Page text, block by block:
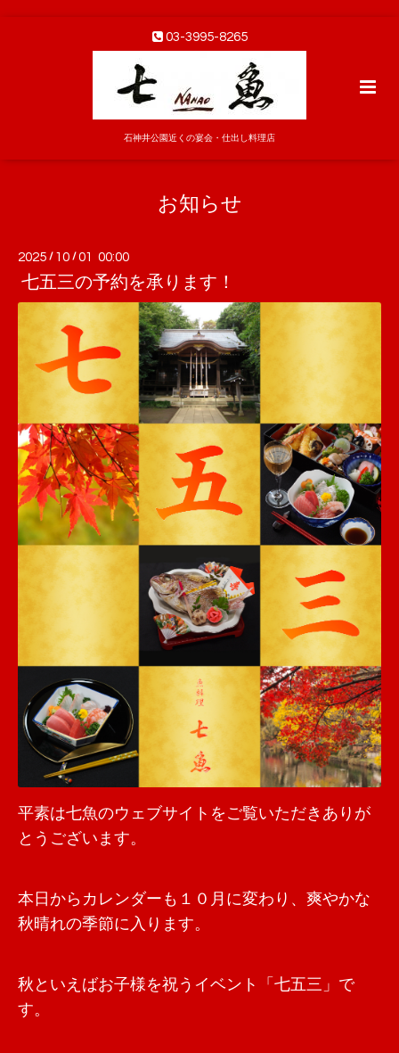
03-3995-8265
石神井公園近くの宴会・仕出し料理店
お知らせ
2025 / 10 /01 00:00
七五三の予約を承ります！
平素は七魚のウェブサイトをご覧いただきありが
とうございます。
本日からカレンダーも１０月に変わり、爽やかな
秋晴れの季節に入ります。
秋といえばお子様を祝うイベント「七五三」で
す。